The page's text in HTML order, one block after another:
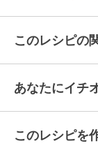
このレシピの
あなたにイチ
このレシピを